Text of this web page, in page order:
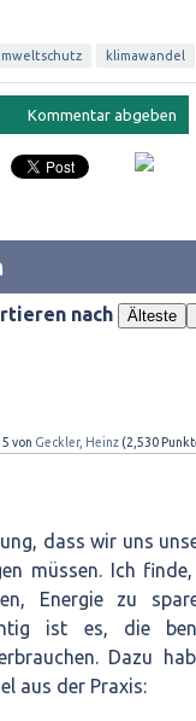
klimawandel
nach Älteste
von Geckler, Heinz (2,530
dass wir uns
müssen. Ich
Energie zu
ist es, die
Dazu
aus der Praxis: